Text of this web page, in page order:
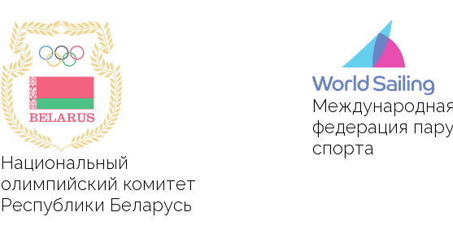
Национальный
олимпийский комитет
Республики Беларусь
Международная
федерация
спорта